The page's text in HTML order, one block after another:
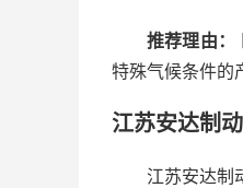
推荐理由：
特殊气候条件的
江苏安达制
江苏安达制